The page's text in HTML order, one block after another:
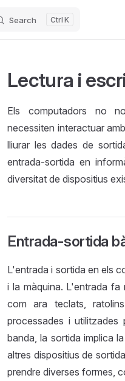
Search K
Lectura i
Els computadors no
necessiten interactuar
lliurar les dades de
entrada-sortida en
diversitat de dispositius
Entrada-sortida
L'entrada i sortida en els
i la màquina. L'entrada
com ara teclats,
processades i utilitzades
banda, la sortida implica
altres dispositius de
prendre diverses formes,